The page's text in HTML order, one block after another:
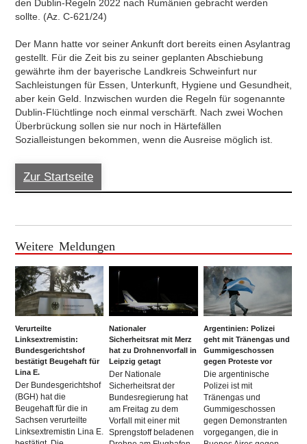
den Dublin-Regeln 2022 nach Rumänien gebracht werden
sollte. (Az. C-621/24)
Der Mann hatte vor seiner Ankunft dort bereits einen Asylantrag
gestellt. Für die Zeit bis zu seiner geplanten Abschiebung
gewährte ihm der bayerische Landkreis Schweinfurt nur
Sachleistungen für Essen, Unterkunft, Hygiene und Gesundheit,
aber kein Geld. Inzwischen wurden die Regeln für sogenannte
Dublin-Flüchtlinge noch einmal verschärft. Nach zwei Wochen
Überbrückung sollen sie nur noch in Härtefällen
Sozialleistungen bekommen, wenn die Ausreise möglich ist.
Zur Startseite
Weitere Meldungen
Verurteilte
Linksextremistin:
Bundesgerichtshof
bestätigt Beugehaft für
Lina E.
Der Bundesgerichtshof
(BGH) hat die
Beugehaft für die in
Sachsen verurteilte
Linksextremistin Lina E.
Nationaler
Sicherheitsrat mit Merz
hat zu Drohnenvorfall in
Leipzig getagt
Der Nationale
Sicherheitsrat der
Bundesregierung hat
am Freitag zu dem
Vorfall mit einer mit
Sprengstoff beladenen
Argentinien: Polizei
geht mit Tränengas und
Gummigeschossen
gegen Proteste vor
Die argentinische
Polizei ist mit
Tränengas und
Gummigeschossen
gegen Demonstranten
vorgegangen, die in